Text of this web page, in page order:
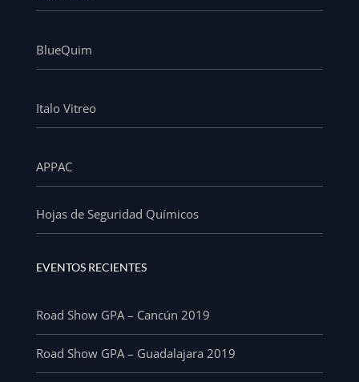
BlueQuim
Italo Vitreo
APPAC
Hojas de Seguridad Químicos
EVENTOS RECIENTES
Road Show GPA – Cancún 2019
Road Show GPA – Guadalajara 2019